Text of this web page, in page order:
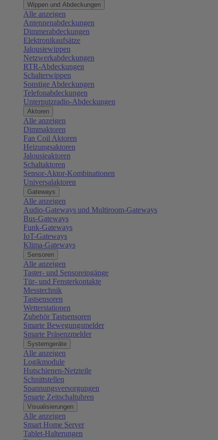
Wippen und Abdeckungen
Alle anzeigen
Antennenabdeckungen
Dimmerabdeckungen
Elektronikaufsätze
Jalousiewippen
Netzwerkabdeckungen
RTR-Abdeckungen
Schalterwippen
Sonstige Abdeckungen
Telefonabdeckungen
Unterputzradio-Abdeckungen
Aktoren
Alle anzeigen
Dimmaktoren
Fan Coil Aktoren
Heizungsaktoren
Jalousieaktoren
Schaltaktoren
Sensor-Aktor-Kombinationen
Universalaktoren
Gateways
Alle anzeigen
Audio-Gateways und Multiroom-Gateways
Bus-Gateways
Funk-Gateways
IoT-Gateways
Klima-Gateways
Sensoren
Alle anzeigen
Taster- und Sensoreingänge
Tür- und Fensterkontakte
Messtechnik
Tastsensoren
Wetterstationen
Zubehör Tastsensoren
Smarte Bewegungsmelder
Smarte Präsenzmelder
Systemgeräte
Alle anzeigen
Logikmodule
Hutschienen-Netzteile
Schnittstellen
Spannungsversorgungen
Smarte Zeitschaltuhren
Visualisierungen
Alle anzeigen
Smart Home Server
Tablet-Halterungen